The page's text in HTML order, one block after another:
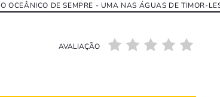
OCEÂNICO DE SEMPRE - UMA NAS ÁGUAS DE TIMOR-
AVALIAÇÃO